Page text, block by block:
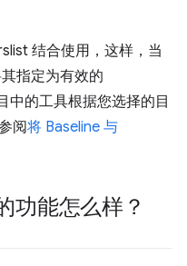
结合使用，这样，当
指定为有效的
中的工具根据您选择的目
阅将 Baseline 与
功能怎么样？